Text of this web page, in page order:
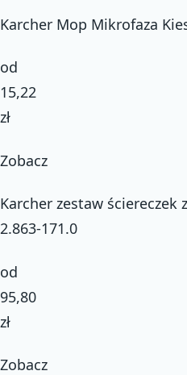
Karcher Mop Mikrofaza
od
15,22
zł
Zobacz
Karcher zestaw ściereczek
2.863-171.0
od
95,80
zł
Zobacz